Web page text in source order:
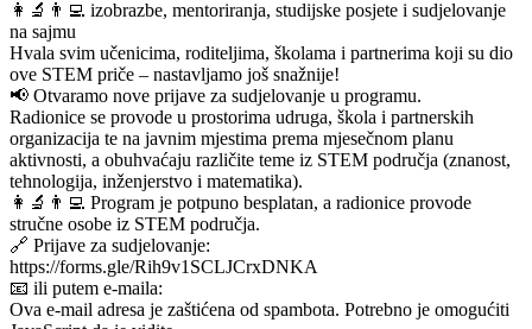
👩‍🔬👨‍💻 izobrazbe, mentoriranja, studijske posjete i sudjelovanje
na sajmu
Hvala svim učenicima, roditeljima, školama i partnerima koji su dio
ove STEM priče – nastavljamo još snažnije!
📢 Otvaramo nove prijave za sudjelovanje u programu.
Radionice se provode u prostorima udruga, škola i partnerskih
organizacija te na javnim mjestima prema mjesečnom planu
aktivnosti, a obuhvaćaju različite teme iz STEM područja (znanost,
tehnologija, inženjerstvo i matematika).
👩‍🔬👨‍💻 Program je potpuno besplatan, a radionice provode
stručne osobe iz STEM područja.
🔗 Prijave za sudjelovanje:
https://forms.gle/Rih9v1SCLJCrxDNKA
📧 ili putem e-maila:
Ova e-mail adresa je zaštićena od spambota. Potrebno je omogućiti